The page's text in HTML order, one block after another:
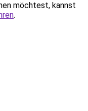
möchtest, kannst
.